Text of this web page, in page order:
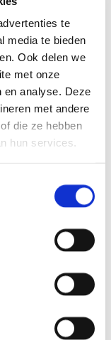
te
media te bieden
Ook delen we
met onze
en analyse. Deze
met andere
die ze hebben
hun services.